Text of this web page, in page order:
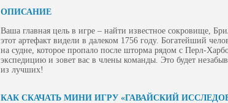
ОПИСАНИЕ
Ваша главная цель в игре – найти известное сокровище,
этот артефакт видели в далеком 1756 году. Богатейший
на судне, которое пропало после шторма рядом с Перл-
экспедицию и зовет вас в члены команды. Это будет
из лучших!
КАК СКАЧАТЬ МИНИ ИГРУ «ГАВАЙСКИЙ